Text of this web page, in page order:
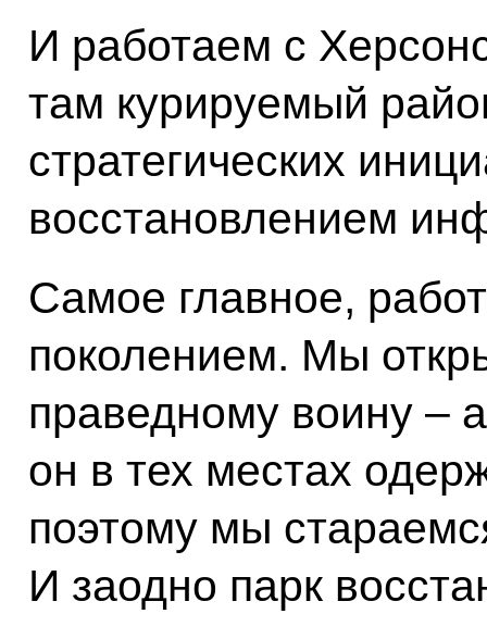
И работаем с
там курируемый
стратегических
восстановлением
Самое главное,
поколением. Мы
праведному воину –
он в тех местах
поэтому мы
И заодно парк